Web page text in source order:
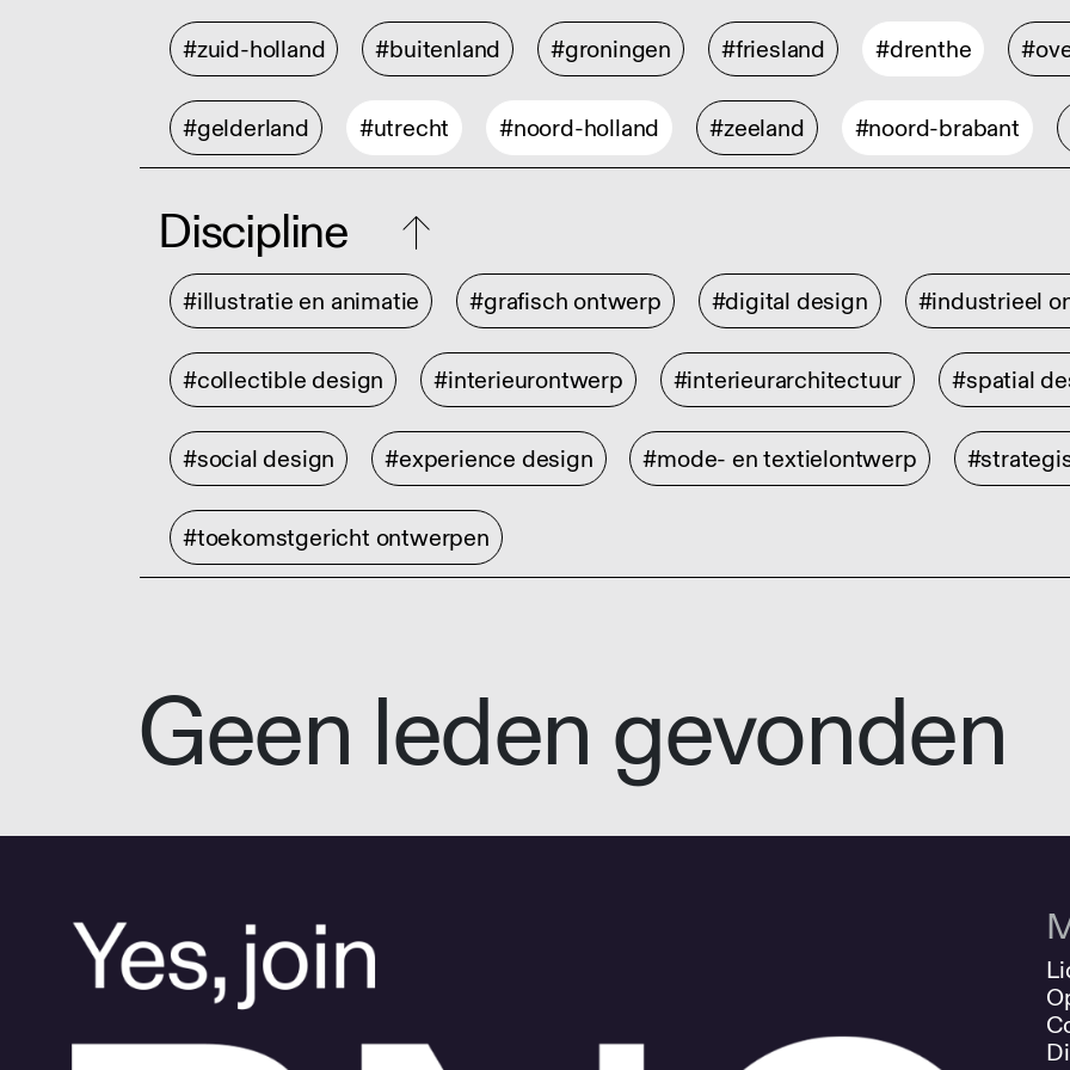
#zuid-holland #buitenland #groningen #friesland #drenthe
#gelderland #utrecht #noord-holland #zeeland #noord-brabant
Discipline
#illustratie en animatie #grafisch ontwerp #digital design #industrieel
#collectible design #interieurontwerp #interieurarchitectuur #spatial
#social design #experience design #mode- en textielontwerp
#toekomstgericht ontwerpen
Geen leden gevonden